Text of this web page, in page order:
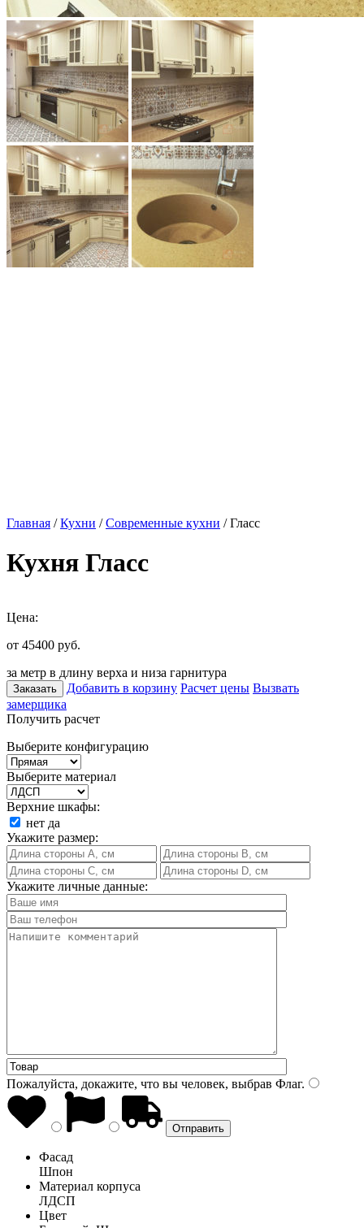
Главная /Кухни /Современные кухни / Гласс
Кухня Гласс
Цена:
от 45400 руб.
за метр в длину верха и низа гарнитура
Заказать Добавить в корзину Расчет цены Вызвать
замерщика
Получить расчет
Выберите конфигурацию
Выберите материал
Верхние шкафы:
нет да
Укажите размер:
Укажите личные данные:
Пожалуйста, докажите, что вы человек, выбрав Флаг.
Фасад
Шпон
Материал корпуса
ЛДСП
Цвет